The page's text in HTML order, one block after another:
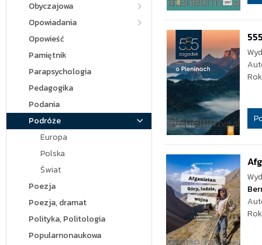
Obyczajowa
Opowiadania
Opowieść
Pamiętnik
Parapsychologia
Pedagogika
Podania
Podróże
Europa
Polska
Świat
Poezja
Poezja, dramat
Polityka, Politologia
Popularnonaukowa